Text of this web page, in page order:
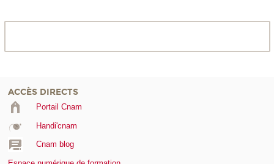
ACCÈS DIRECTS
Portail Cnam
Handi'cnam
Cnam blog